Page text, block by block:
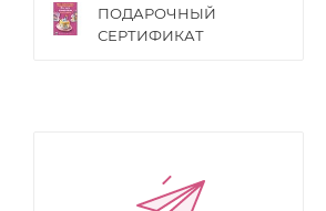
ПОДАРОЧНЫЙ
СЕРТИФИКАТ